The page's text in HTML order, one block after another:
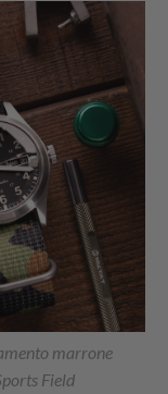
marrone
Field